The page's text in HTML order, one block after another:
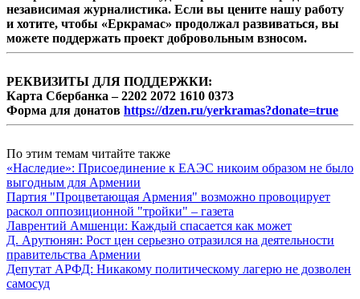
независимая журналистика. Если вы цените нашу работу
и хотите, чтобы «Еркрамас» продолжал развиваться, вы
можете поддержать проект добровольным взносом.
РЕКВИЗИТЫ ДЛЯ ПОДДЕРЖКИ:
Карта Сбербанка – 2202 2072 1610 0373
Форма для донатов https://dzen.ru/yerkramas?donate=true
По этим темам читайте также
«Наследие»: Присоединение к ЕАЭС никоим образом не было
выгодным для Армении
Партия "Процветающая Армения" возможно провоцирует
раскол оппозиционной "тройки" – газета
Лаврентий Амшенци: Каждый спасается как может
Д. Арутюнян: Рост цен серьезно отразился на деятельности
правительства Армении
Депутат АРФД: Никакому политическому лагерю не дозволен
самосуд